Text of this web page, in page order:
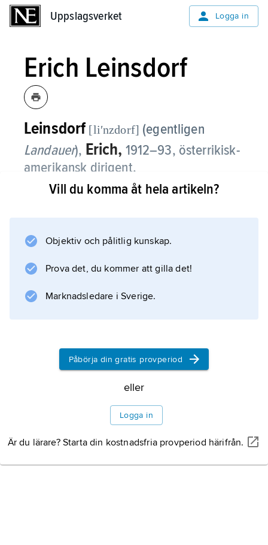
Uppslagsverket Logga in
Erich Leinsdorf
Leinsdorf [liʹnzdorf] (egentligen
Landauer), Erich, 1912–93, österrikisk-
amerikansk dirigent.
L. var assistent till Bruno Walter och Toscanini
New York samt som chefsdirigent för
Rochester Philharmonic Orchestra. L. knöts
även till New York City Opera och från 1957
Information om artikeln
Vill du komma åt hela artikeln?
Objektiv och pålitlig kunskap.
Prova det, du kommer att gilla det!
Marknadsledare i Sverige.
Påbörja din gratis provperiod
eller
Logga in
Är du lärare? Starta din kostnadsfria provperiod härifrån.